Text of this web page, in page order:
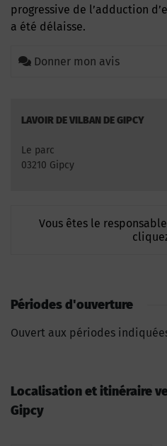
progressive de l’adduction
a été délaisse.
Donner mon avis
LAVOIR DE VILBAN DE GIPCY
Le parc
03210 Gipcy
Vous êtes le
Périodes d'ouverture
Ouvert aux périodes
Localisation et itinéraire
Gipcy